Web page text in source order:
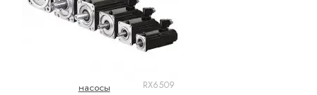
насосы
Героторные
насосы
RX6509